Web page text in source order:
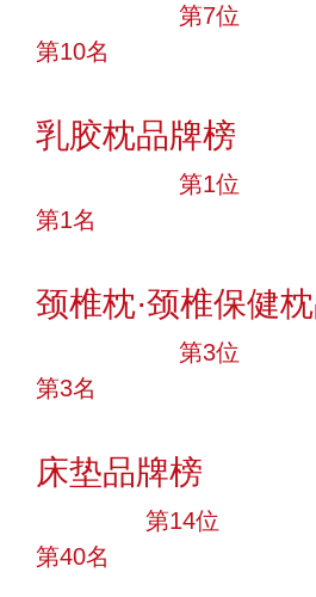
第7位
第10名
乳胶枕品牌榜
第1位
第1名
颈椎枕·颈椎保健
第3位
第3名
床垫品牌榜
第14位
第40名